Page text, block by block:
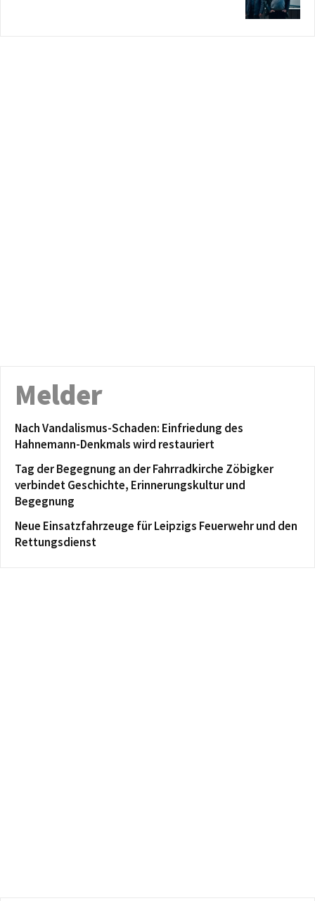
Melder
Nach Vandalismus-Schaden: Einfriedung des
Hahnemann-Denkmals wird restauriert
Tag der Begegnung an der Fahrradkirche Zöbigker
verbindet Geschichte, Erinnerungskultur und
Begegnung
Neue Einsatzfahrzeuge für Leipzigs Feuerwehr und den
Rettungsdienst